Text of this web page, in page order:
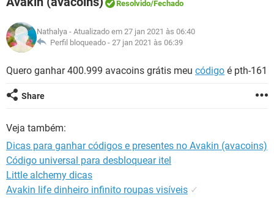
GUIA DE COMPRAS
GUIA DE COMPRAS
CELULAR FACEBOOK
OUTLOOK EXCEL
INSTAGRAM
GUIA DE COMPRAS
CELULAR FACEBOOK
GUIA DE COMPRAS
GLOSSÁRIO
JOGOS
CELULAR FACEBOOK
OUTLOOK
GUIA DE COMPRAS
Resolvido/Fechado
Nathalya - Atualizado em 27 jan 2021 às 06:40
Perfil bloqueado - 27 jan 2021 às 06:39
Quero ganhar 400.999 avacoins grátis meu código é pth-161
Share
Veja também:
Dicas para ganhar códigos e presentes no Avakin (avacoins)
Código universal para desbloquear itel
Little alchemy dicas
Avakin life dinheiro infinito roupas visíveis ✓